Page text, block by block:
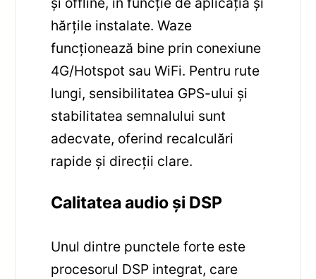
hărțile instalate. Waze
funcționează bine prin conexiune
4G/Hotspot sau WiFi. Pentru rute
lungi, sensibilitatea GPS-ului și
stabilitatea semnalului sunt
adecvate, oferind recalculări
rapide și direcții clare.
Calitatea audio și DSP
Unul dintre punctele forte este
procesorul DSP integrat, care